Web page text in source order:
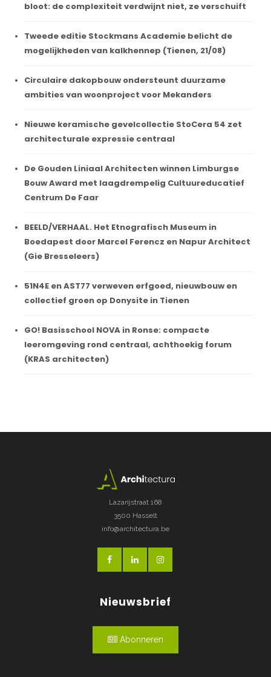
bloot: de complexiteit verdwijnt niet, ze verschuift
Tweede editie Stockmans Academie belicht de
mogelijkheden van kalkhennep (Tienen, 21/08)
Circulaire dakopbouw ondersteunt duurzame
ambities van woonproject voor Mekanders
Nieuwe keramische gevelcollectie StoCera 54 zet
architecturale expressie centraal
De Gouden Liniaal Architecten winnen Limburgse
Bouw Award met laagdrempelig Cultuureducatief
Centrum De Faar
BEELD/VERHAAL. Het Etnografisch Museum in
Boedapest door Marcel Ferencz en Napur Architect
(Gie Bresseleers)
51N4E en AST77 verweven erfgoed, nieuwbouw en
collectief groen op Donysite in Tienen
GO! Basisschool NOVA in Ronse: compacte
leeromgeving rond centraal, achthoekig forum
(KRAS architecten)
Lazarijstraat 168
3500 Hasselt
info@architectura.be
Nieuwsbrief
Abonneren